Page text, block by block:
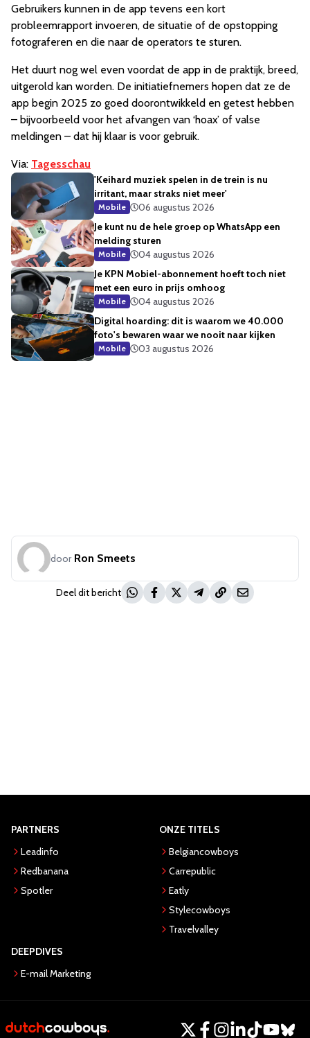
Gebruikers kunnen in de app tevens een kort
probleemrapport invoeren, de situatie of de opstopping
fotograferen en die naar de operators te sturen.
Het duurt nog wel even voordat de app in de praktijk, breed,
uitgerold kan worden. De initiatiefnemers hopen dat ze de
app begin 2025 zo goed doorontwikkeld en getest hebben
– bijvoorbeeld voor het afvangen van ‘hoax’ of valse
meldingen – dat hij klaar is voor gebruik.
Via: Tagesschau
'Keihard muziek spelen in de trein is nu
irritant, maar straks niet meer'
Mobile
06 augustus 2026
Je kunt nu de hele groep op WhatsApp een
melding sturen
Mobile
04 augustus 2026
Je KPN Mobiel-abonnement hoeft toch niet
met een euro in prijs omhoog
Mobile
04 augustus 2026
Digital hoarding: dit is waarom we 40.000
foto's bewaren waar we nooit naar kijken
Mobile 03 augustus 2026
door Ron Smeets
Deel dit bericht
PARTNERS
Leadinfo
Redbanana
Spotler
ONZE TITELS
Belgiancowboys
Carrepublic
Eatly
Stylecowboys
Travelvalley
DEEPDIVES
E-mail Marketing